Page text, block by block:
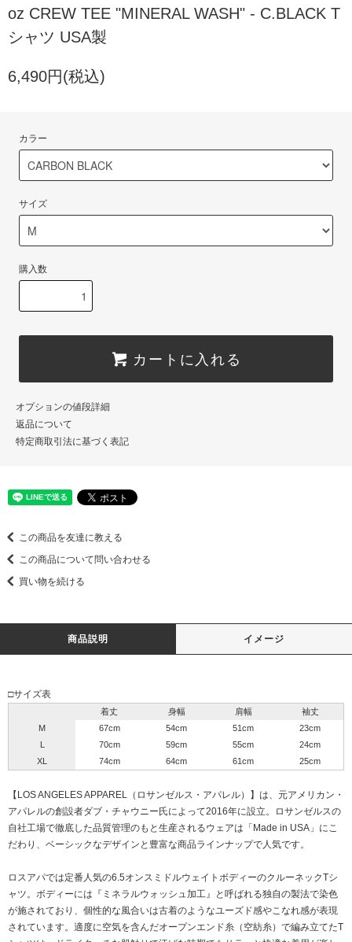
oz CREW TEE "MINERAL WASH" - C.BLACK T
シャツ USA製
6,490円(税込)
カラー
サイズ
購入数
カートに入れる
オプションの値段詳細
返品について
特定商取引法に基づく表記
この商品を友達に教える
この商品について問い合わせる
買い物を続ける
商品説明 イメージ
□サイズ表
着丈 身幅 肩幅
袖丈
M
67cm 54cm 51cm
23cm
L
70cm 59cm 55cm
24cm
XL
74cm 64cm 61cm 25cm
【LOS ANGELES APPAREL（ロサンゼルス・アパレル）】は、元アメリカン・
アパレルの創設者ダブ・チャウニー氏によって2016年に設立。ロサンゼルスの
自社工場で徹底した品質管理のもと生産されるウェアは「Made in USA」にこ
だわり、ベーシックなデザインと豊富な商品ラインナップで人気です。
ロスアパでは定番人気の6.5オンスミドルウェイトボディーのクルーネックTシ
ャツ。ボディーには『ミネラルウォッシュ加工』と呼ばれる独自の製法で染色
が施されており、個性的な風合いは古着のようなユーズド感やこなれ感が表現
されています。適度に空気を含んだオープンエンド糸（空紡糸）で編み立てたT